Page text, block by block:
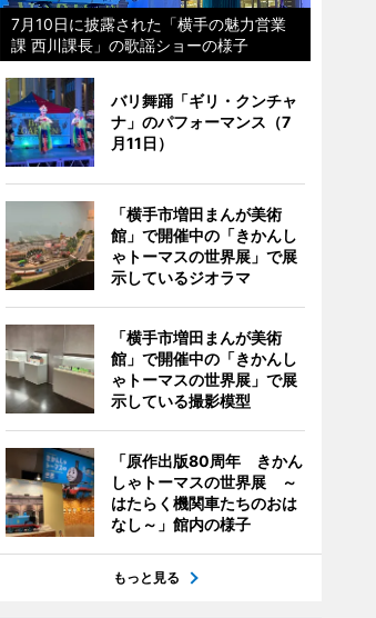
7月10日に披露された「横手の魅力営業
課 西川課長」の歌謡ショーの様子
バリ舞踊「ギリ・クンチャ
ナ」のパフォーマンス（7
月11日）
「横手市増田まんが美術
館」で開催中の「きかんし
ゃトーマスの世界展」で展
示しているジオラマ
「横手市増田まんが美術
館」で開催中の「きかんし
ゃトーマスの世界展」で展
示している撮影模型
「原作出版80周年 きかん
しゃトーマスの世界展 ～
はたらく機関車たちのおは
なし～」館内の様子
もっと見る